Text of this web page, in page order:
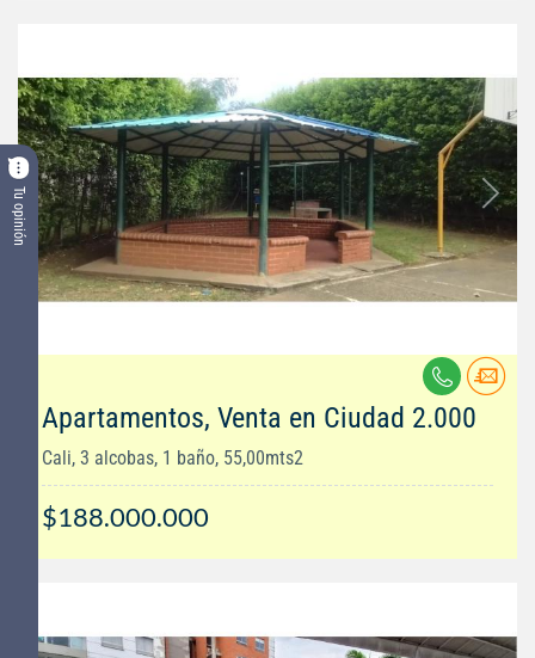
Tu opinión
Apartamentos, Venta en Ciudad 2.000
Cali, 3 alcobas, 1 baño, 55,00mts2
$188.000.000